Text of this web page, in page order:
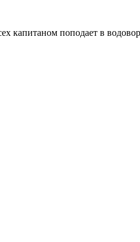
капитаном поподает в